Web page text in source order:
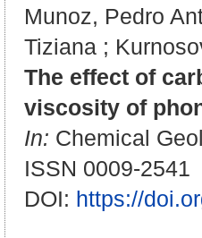
Munoz, Pedro
Tiziana ;
The effect of
viscosity of
In: Chemical
ISSN 0009-2541
DOI: https://